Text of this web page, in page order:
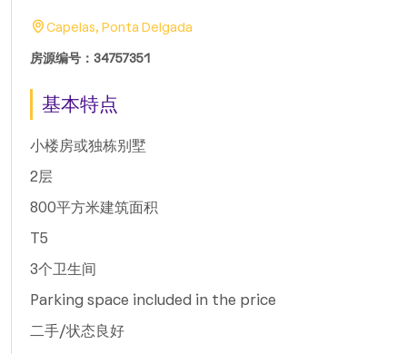
Capelas, Ponta Delgada
房源编号：34757351
基本特点
小楼房或独栋别墅
2层
800平方米建筑面积
T5
3个卫生间
Parking space included in the price
二手/状态良好